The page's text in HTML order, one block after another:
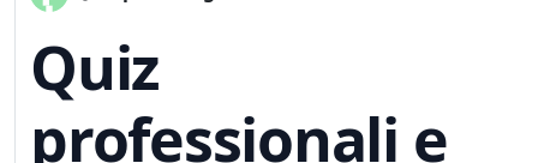
Quiz
professionali e